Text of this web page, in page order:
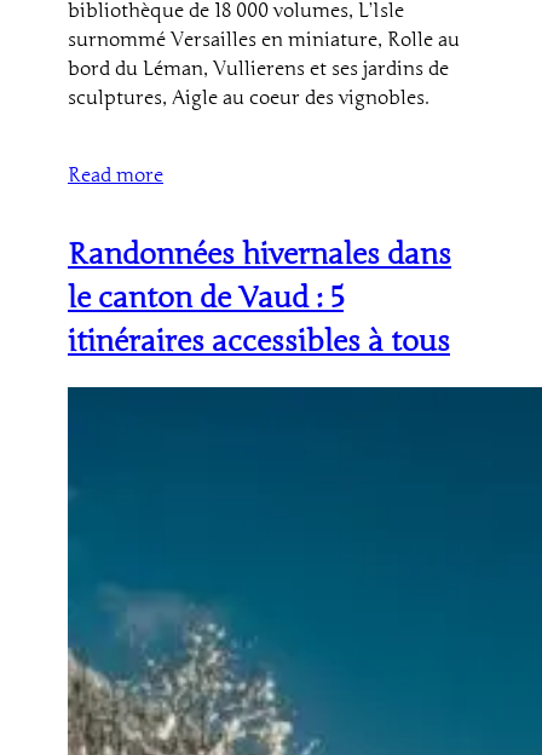
bibliothèque de 18 000 volumes, L’Isle
surnommé Versailles en miniature, Rolle au
bord du Léman, Vullierens et ses jardins de
sculptures, Aigle au coeur des vignobles.
Read more
Randonnées hivernales dans
le canton de Vaud : 5
itinéraires accessibles à tous